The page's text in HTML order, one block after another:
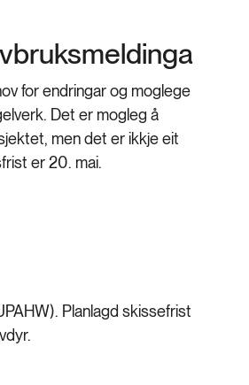
for endringar og moglege
Det er mogleg å
men det er ikkje eit
er 20. mai.
Planlagd skissefrist